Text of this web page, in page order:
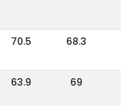
70.5 68.3
63.9 69